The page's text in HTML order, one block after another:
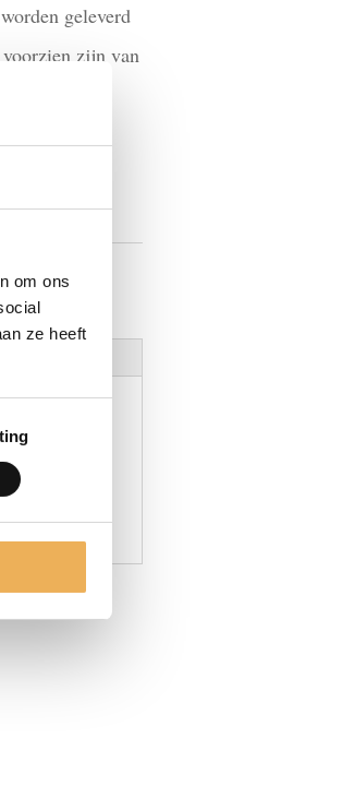
om ons
ze heeft
geleverd
zijn van